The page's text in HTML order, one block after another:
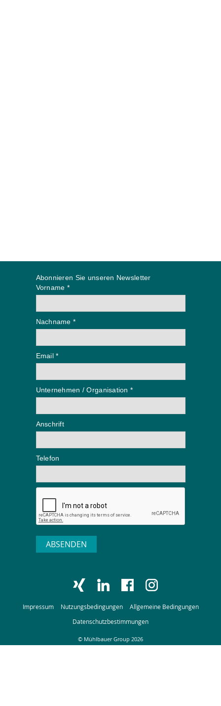
Abonnieren Sie unseren Newsletter
Vorname *
Nachname *
Email *
Unternehmen / Organisation *
Anschrift
Telefon
ABSENDEN
Impressum Nutzungsbedingungen
Allgemeine Bedingungen
Datenschutzbestimmungen
© Mühlbauer Group 2026